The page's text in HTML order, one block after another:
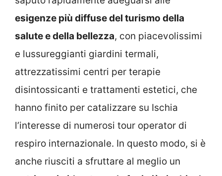
esigenze più diffuse del turismo della
salute e della bellezza, con piacevolissimi
e lussureggianti giardini termali,
attrezzatissimi centri per terapie
disintossicanti e trattamenti estetici, che
hanno finito per catalizzare su Ischia
l’interesse di numerosi tour operator di
respiro internazionale. In questo modo, si è
anche riusciti a sfruttare al meglio un